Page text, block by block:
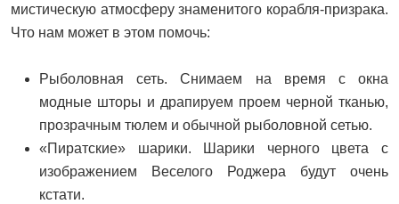
мистическую атмосферу знаменитого корабля-призрака.
Что нам может в этом помочь:
Рыболовная сеть. Снимаем на время с окна
модные шторы и драпируем проем черной тканью,
прозрачным тюлем и обычной рыболовной сетью.
«Пиратские» шарики. Шарики черного цвета с
изображением Веселого Роджера будут очень
кстати.